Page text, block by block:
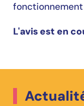
L'avis est en